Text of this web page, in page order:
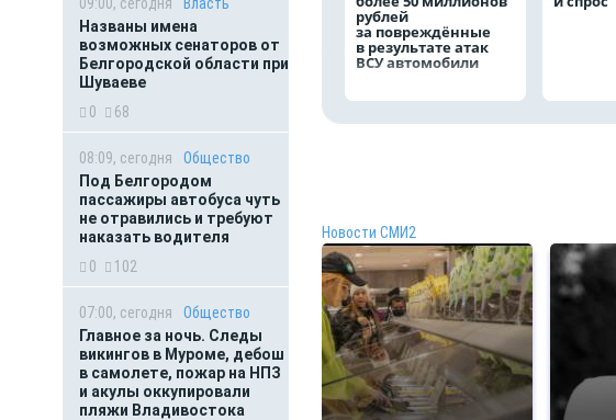
Названы имена
возможных сенаторов от
Белгородской области при
Шуваеве
0
68
08:09, сегодня
Общество
Под Белгородом
пассажиры автобуса чуть
не отравились и требуют
наказать водителя
0
102
07:00, сегодня
Общество
Главное за ночь. Следы
викингов в Муроме, дебош
в самолете, пожар на НПЗ
и акулы оккупировали
пляжи Владивостока
рублей
за повреждённые
в результате атак
ВСУ автомобили
Новости СМИ2